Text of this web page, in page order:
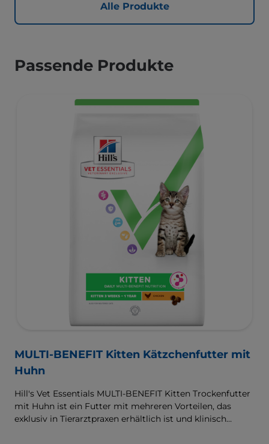
Alle Produkte
Passende Produkte
MULTI-BENEFIT Kitten Kätzchenfutter mit
Huhn
Hill's Vet Essentials MULTI-BENEFIT Kitten Trockenfutter
mit Huhn ist ein Futter mit mehreren Vorteilen, das
exklusiv in Tierarztpraxen erhältlich ist und klinisch